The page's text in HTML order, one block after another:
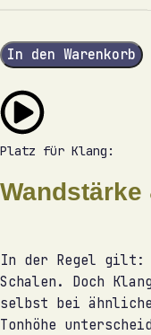
In den Warenkorb
Platz für Klang:
Wandstärke
In der Regel gilt:
Schalen. Doch
selbst bei
Tonhöhe